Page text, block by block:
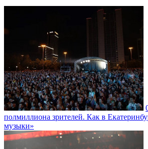
полмиллиона зрителей. Как в
музыки»